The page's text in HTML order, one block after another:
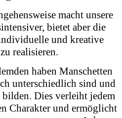
können Sie ein schwarz
oder es mit einem blauen
einen kontrastreichen und
zu kreieren.
und aufwändige